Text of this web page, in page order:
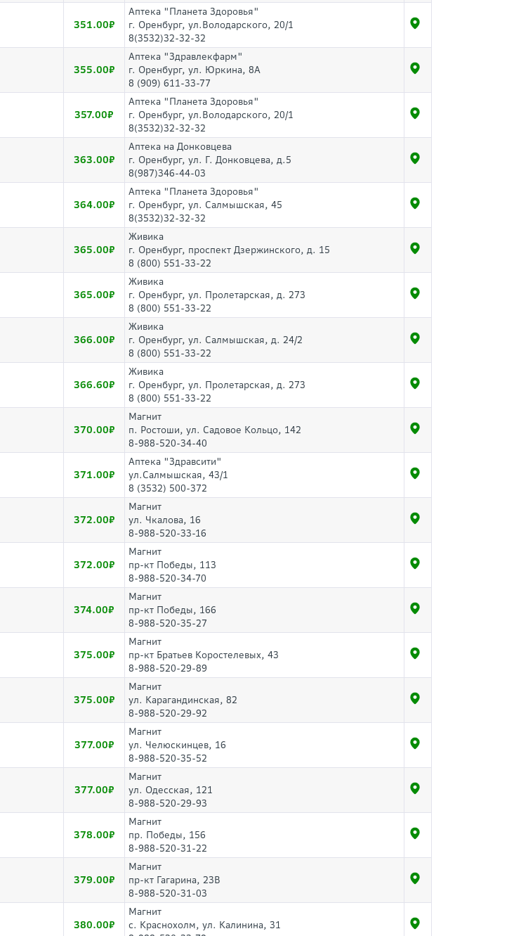
351.00
Аптека "Планета Здоровья"
г. Оренбург, ул.Володарского, 20/1
8(3532)32-32-32
355.00
Аптека "Здравлекфарм"
г. Оренбург, ул. Юркина, 8А
8 (909) 611-33-77
357.00
Аптека "Планета Здоровья"
г. Оренбург, ул.Володарского, 20/1
8(3532)32-32-32
363.00
Аптека на Донковцева
г. Оренбург, ул. Г. Донковцева, д.5
8(987)346-44-03
364.00
Аптека "Планета Здоровья"
г. Оренбург, ул. Салмышская, 45
8(3532)32-32-32
365.00
Живика
г. Оренбург, проспект Дзержинского, д. 15
8 (800) 551-33-22
365.00
Живика
г. Оренбург, ул. Пролетарская, д. 273
8 (800) 551-33-22
366.00
Живика
г. Оренбург, ул. Салмышская, д. 24/2
8 (800) 551-33-22
366.60
Живика
г. Оренбург, ул. Пролетарская, д. 273
8 (800) 551-33-22
370.00
Магнит
п. Ростоши, ул. Садовое Кольцо, 142
8-988-520-34-40
371.00
Аптека "Здравсити"
ул.Салмышская, 43/1
8 (3532) 500-372
372.00
Магнит
ул. Чкалова, 16
8-988-520-33-16
372.00
Магнит
пр-кт Победы, 113
8-988-520-34-70
374.00
Магнит
пр-кт Победы, 166
8-988-520-35-27
375.00
Магнит
пр-кт Братьев Коростелевых, 43
8-988-520-29-89
375.00
Магнит
ул. Карагандинская, 82
8-988-520-29-92
377.00
Магнит
ул. Челюскинцев, 16
8-988-520-35-52
377.00
Магнит
ул. Одесская, 121
8-988-520-29-93
378.00
Магнит
пр. Победы, 156
8-988-520-31-22
379.00
Магнит
пр-кт Гагарина, 23В
8-988-520-31-03
380.00
Магнит
с. Краснохолм, ул. Калинина, 31